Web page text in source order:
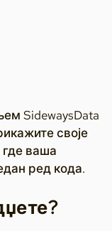
SidewaysData
своје
где ваша
ред кода.